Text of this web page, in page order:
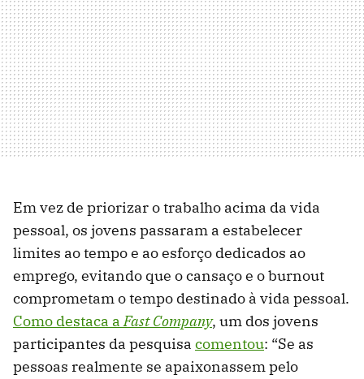
Em vez de priorizar o trabalho acima da vida
pessoal, os jovens passaram a estabelecer
limites ao tempo e ao esforço dedicados ao
emprego, evitando que o cansaço e o burnout
comprometam o tempo destinado à vida pessoal.
Como destaca aFast Company, um dos jovens
participantes da pesquisa comentou: “Se as
pessoas realmente se apaixonassem pelo